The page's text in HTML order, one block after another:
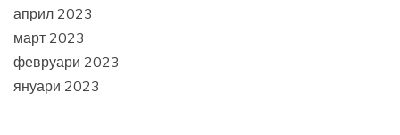
април 2023
март 2023
февруари 2023
януари 2023